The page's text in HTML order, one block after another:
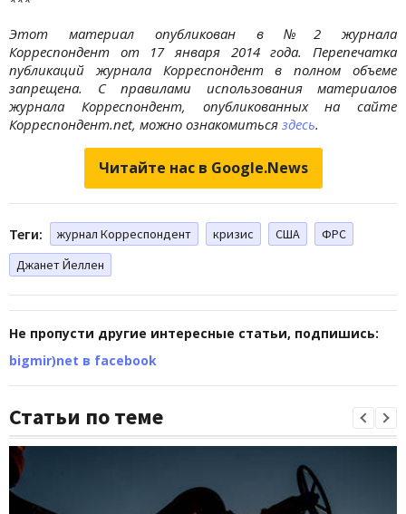
Этот материал опубликован в №2 журнала
Корреспондент от 17 января 2014 года. Перепечатка
публикаций журнала Корреспондент в полном объеме
запрещена. С правилами использования материалов
журнала Корреспондент, опубликованных на сайте
Корреспондент.net, можно ознакомиться здесь.
Читайте нас в Google.News
Теги: журнал Корреспондент кризис США
ФРС
Джанет Йеллен
Не пропусти другие интересные статьи, подпишись:
bigmir)net в facebook
Статьи по теме